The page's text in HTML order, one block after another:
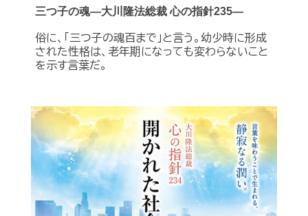
三つ子の魂―大川隆法総裁 心の指針235―
俗に、「三つ子の魂百まで」と言う。幼少時に形成
された性格は、老年期になっても変わらないこと
を示す言葉だ。